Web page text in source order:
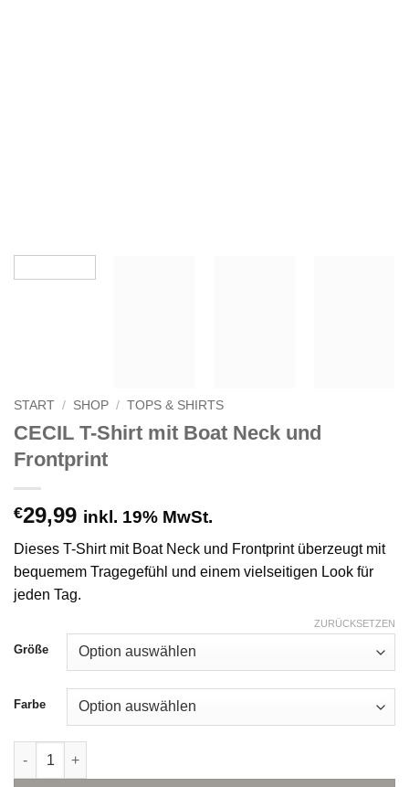
START / SHOP / TOPS & SHIRTS
CECIL T-Shirt mit Boat Neck und
Frontprint
€29,99 inkl. 19% MwSt.
Dieses T-Shirt mit Boat Neck und Frontprint überzeugt mit
bequemem Tragegefühl und einem vielseitigen Look für
jeden Tag.
Größe
Farbe
ZURÜCKSETZEN
CECIL T-Shirt mit Boat Neck und Frontprint Menge